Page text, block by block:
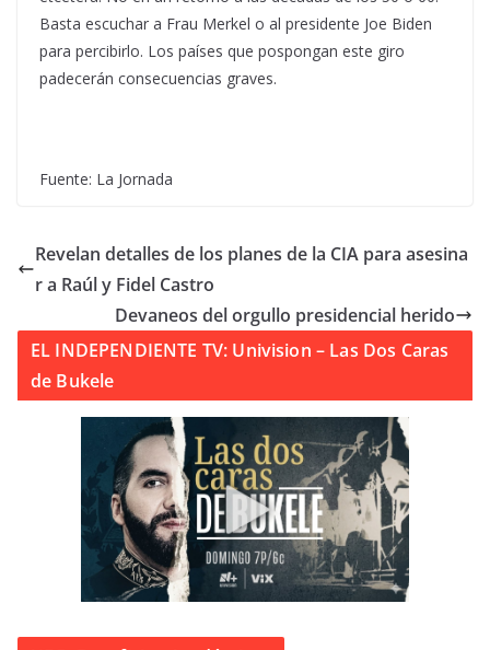
Basta escuchar a Frau Merkel o al presidente Joe Biden
para percibirlo. Los países que pospongan este giro
padecerán consecuencias graves.
Fuente: La Jornada
Revelan detalles de los planes de la CIA para asesina
r a Raúl y Fidel Castro
Devaneos del orgullo presidencial herido
EL INDEPENDIENTE TV: Univision – Las Dos Caras
de Bukele